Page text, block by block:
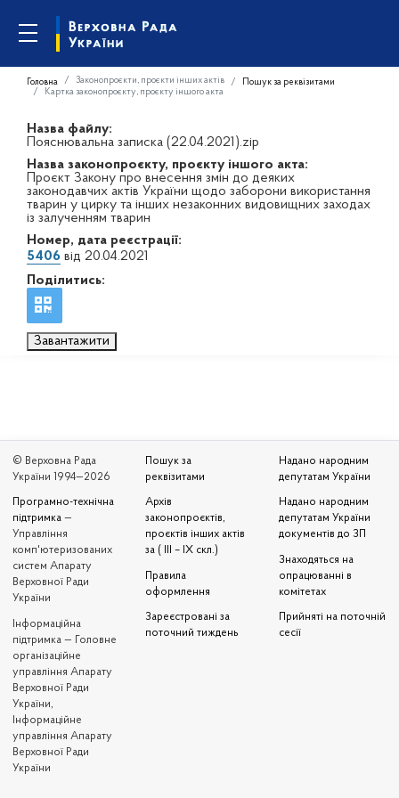
Головна Законопроєкти, проєкти інших актів
Пошук за реквізитами
Картка законопроєкту, проєкту іншого акта
Назва файлу:
Пояснювальна записка (22.04.2021).zip
Назва законопроєкту, проєкту іншого акта:
Проєкт Закону про внесення змін до деяких
законодавчих актів України щодо заборони використання
тварин у цирку та інших незаконних видовищних заходах
із залученням тварин
Номер, дата реєстрації:
5406 від 20.04.2021
Поділитись:
Завантажити
© Верховна Рада
України 1994—2026
Програмно-технічна
підтримка —
Управління
комп'ютеризованих
систем Апарату
Верховної Ради
України
Iнформаційна
підтримка — Головне
організаційне
управління Апарату
Верховної Ради
України,
Інформаційне
управління Апарату
Верховної Ради
України
Пошук за
реквізитами
Архів
законопроєктів,
проєктів інших актів
за ( III – IX скл.)
Правила
оформлення
Зареєстровані за
поточний тиждень
Надано народним
депутатам України
Надано народним
депутатам України
документів до ЗП
Знаходяться на
опрацюванні в
комітетах
Прийняті на поточній
сесії